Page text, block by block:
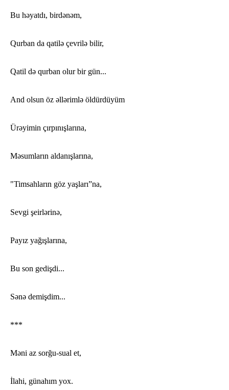
Bu həyatdı, birdənəm,
Qurban da qatilə çevrilə bilir,
Qatil də qurban olur bir gün...
And olsun öz əllərimlə öldürdüyüm
Ürəyimin çırpınışlarına,
Məsumların aldanışlarına,
"Timsahların göz yaşları”na,
Sevgi şeirlərinə,
Payız yağışlarına,
Bu son gedişdi...
Sənə demişdim...
***
Məni az sorğu-sual et,
İlahi, günahım yox.